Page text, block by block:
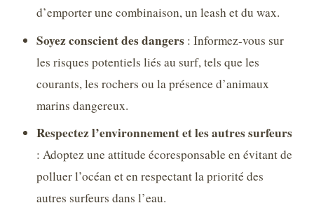
d’emporter une combinaison, un leash et du wax.
Soyez conscient des dangers : Informez-vous sur
les risques potentiels liés au surf, tels que les
courants, les rochers ou la présence d’animaux
marins dangereux.
Respectez l’environnement et les autres surfeurs
: Adoptez une attitude écoresponsable en évitant de
polluer l’océan et en respectant la priorité des
autres surfeurs dans l’eau.